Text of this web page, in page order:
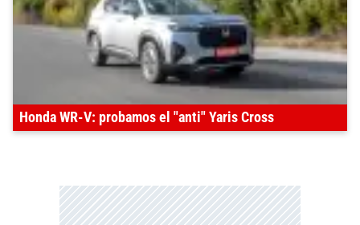
Honda WR-V: probamos el "anti" Yaris Cross